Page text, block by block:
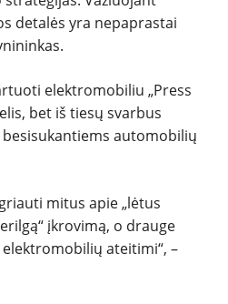
detalės yra nepaprastai
elektromobiliu „Press
bet iš tiesų svarbus
automobilių
mitus apie „lėtus
įkrovimą, o drauge
ateitimi“, –